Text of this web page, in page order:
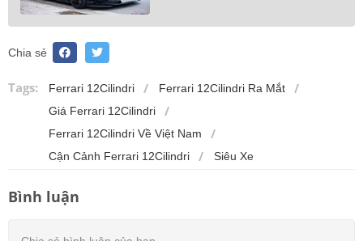
Chia sẻ
Tags: Ferrari 12Cilindri
Ferrari 12Cilindri Ra Mắt
Giá Ferrari 12Cilindri
Ferrari 12Cilindri Về Việt Nam
Cận Cảnh Ferrari 12Cilindri
Siêu Xe
Bình luận